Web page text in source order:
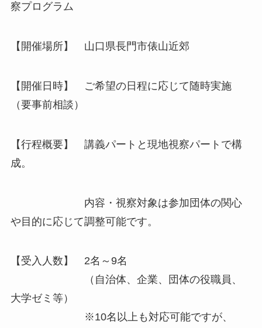
察プログラム
【開催場所】 山口県長門市俵山近郊
【開催日時】 ご希望の日程に応じて随時実施
（要事前相談）
【行程概要】 講義パートと現地視察パートで構
成。
内容・視察対象は参加団体の関心
や目的に応じて調整可能です。
【受入人数】 2名～9名
（自治体、企業、団体の役職員、
大学ゼミ等）
※10名以上も対応可能ですが、